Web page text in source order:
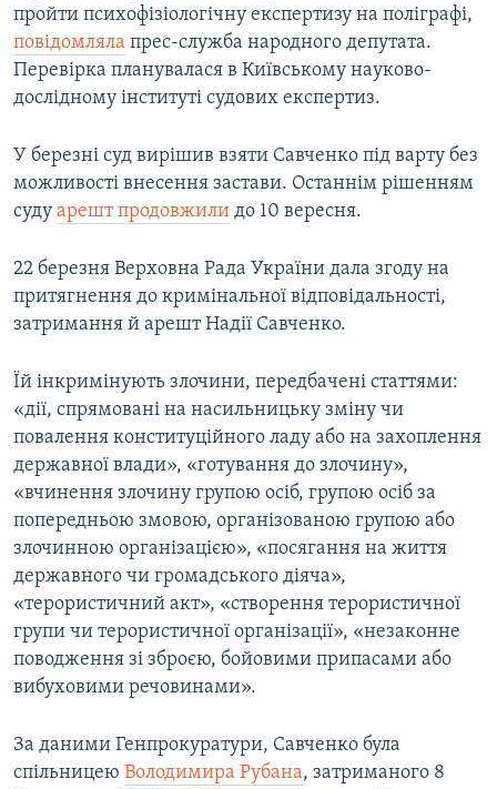
пройти психофізіологічну експертизу на поліграфі,
повідомляла прес-служба народного депутата.
Перевірка планувалася в Київському науково-
дослідному інституті судових експертиз.
У березні суд вирішив взяти Савченко під варту без
можливості внесення застави. Останнім рішенням
суду арешт продовжили до 10 вересня.
22 березня Верховна Рада України дала згоду на
притягнення до кримінальної відповідальності,
затримання й арешт Надії Савченко.
Їй інкримінують злочини, передбачені статтями:
«дії, спрямовані на насильницьку зміну чи
повалення конституційного ладу або на захоплення
державної влади», «готування до злочину»,
«вчинення злочину групою осіб, групою осіб за
попередньою змовою, організованою групою або
злочинною організацією», «посягання на життя
державного чи громадського діяча»,
«терористичний акт», «створення терористичної
групи чи терористичної організації», «незаконне
поводження зі зброєю, бойовими припасами або
вибуховими речовинами».
За даними Генпрокуратури, Савченко була
спільницею Володимира Рубана, затриманого 8